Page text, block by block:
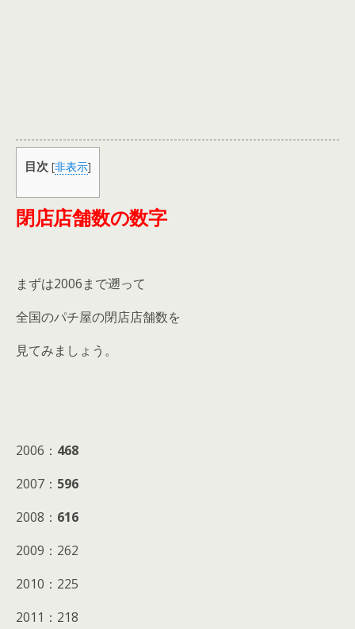
目次 [非表示]
閉店店舗数の数字
まずは2006まで遡って
全国のパチ屋の閉店店舗数を
見てみましょう。
2006： 468
2007： 596
2008： 616
2009：262
2010：225
2011：218